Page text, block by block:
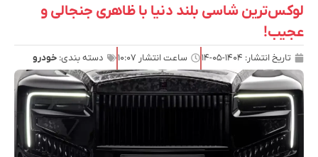
لوکس‌ترین شاسی بلند دنیا با ظاهری جنجالی و
عجیب!
تاریخ انتشار: ۱۴۰۴-۰۵-۱۴ ساعت انتشار ۱۰:۰۷ دسته بندی: خودرو